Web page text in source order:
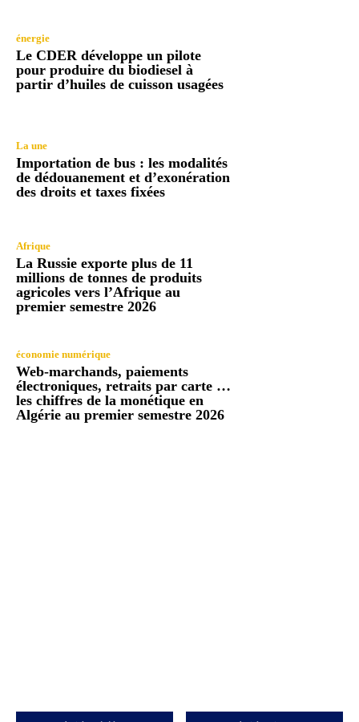
énergie
Le CDER développe un pilote
pour produire du biodiesel à
partir d’huiles de cuisson usagées
La une
Importation de bus : les modalités
de dédouanement et d’exonération
des droits et taxes fixées
Afrique
La Russie exporte plus de 11
millions de tonnes de produits
agricoles vers l’Afrique au
premier semestre 2026
économie numérique
Web-marchands, paiements
électroniques, retraits par carte …
les chiffres de la monétique en
Algérie au premier semestre 2026